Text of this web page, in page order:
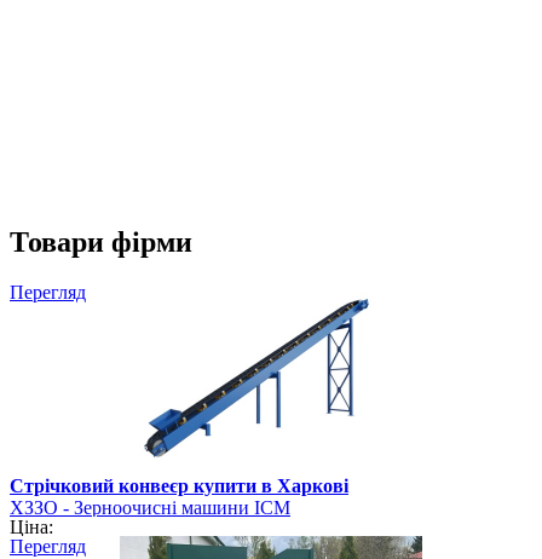
Товари фірми
Перегляд
Стрічковий конвеєр купити в Харкові
ХЗЗО - Зерноочисні машини ІСМ
Ціна:
Перегляд